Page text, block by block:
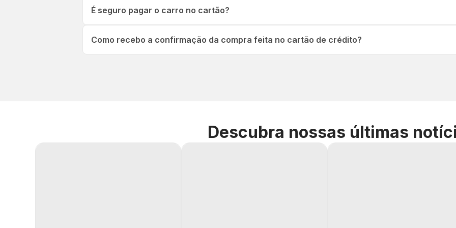
É seguro pagar o carro no cartão?
Como recebo a confirmação da compra feita no cartão de crédito?
Descubra nossas últimas